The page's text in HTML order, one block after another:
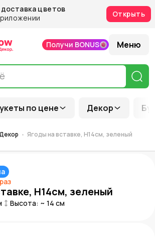
цветов
Открыть
по цене Декор
Получи BONUS Меню
Ягоды на вставке, H14см, зеленый
раз
H14см, зеленый
Высота: ~ 14 см